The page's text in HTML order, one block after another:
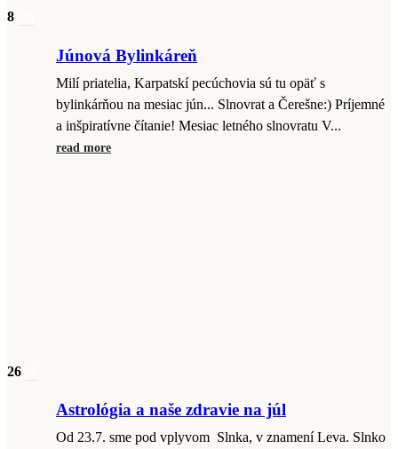
8
Júnová Bylinkáreň
Milí priatelia, Karpatskí pecúchovia sú tu opäť s
bylinkárňou na mesiac jún... Slnovrat a Čerešne:) Príjemné
a inšpiratívne čítanie! Mesiac letného slnovratu V...
read more
26
Astrológia a naše zdravie na júl
Od 23.7. sme pod vplyvom Slnka, v znamení Leva. Slnko